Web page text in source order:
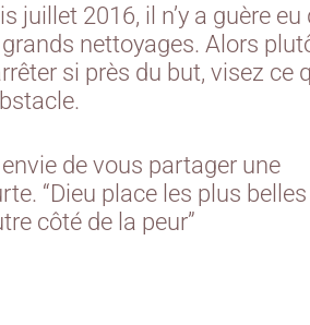
juillet 2016, il n’y a guère eu
nettoyages. Alors
si près du but, visez ce
envie de vous partager une
“Dieu place les plus belles
côté de la peur”